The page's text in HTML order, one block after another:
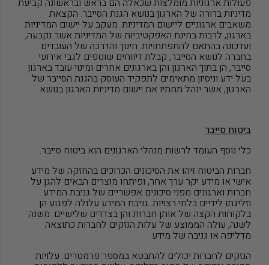
פעולות ארגוניות מומלצות שכאלה הם בראש ובראשונה קביעת
מדיניות ברורה של הארגון בנושא הגנת הסייבר. הקצאת
משאבים ארגוניים ליישום המדיניות. מעקב על יישום המדיניות
בארגון, לרבות בחינת האפקטיביות של המדיניות אשר נקבעה,
ועדכונה בהתאם להתפתחויות. חינוך והדרכה של העובדים
בחברה לנושא הסייבר, קבלת דיווחים שוטפים לגבי אירועי
סייבר, הן בתוך הארגון והן בארגונים אחרים ומינוי עובד בארגון
בעל ידע וניסיון מתאימים לתפקיד העוסק בהגנת הסייבר של
הארגון, אשר ינהל תחתיו את יישום מדיניות הארגון בנושא.
ביטוח סייבר
כלי נוסף העומד לרשות מנהלי הארגונים הוא ביטוח סייבר.
חברות הביטוח זיהו את הסיכונים הכרוכים בהחזקה של מידע
אישי או מידע יקר ערך אחר, ופיתחו מוצרים הבאים להגן על
חברות וארגונים מפני סיכונים אפשריים של גניבת המידע
וזליגתו לידיים בלתי רצויות. גניבת המידע עלולה לפגוע הן
בלקוחות הקצה של אותן חברות והן בצדדים שלישיים. משנה
לשנה, עולה הממוצע של עלות הנזקים לחברות כתוצאה
מדליפה או גניבה של מידע.
הנזקים לחברות יכולים להתבטא במספר פרמטרים: עלויות